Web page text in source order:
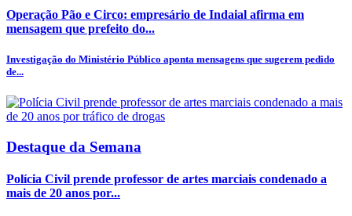
Operação Pão e Circo: empresário de Indaial afirma em
mensagem que prefeito do...
Investigação do Ministério Público aponta mensagens que sugerem pedido
de...
Destaque da Semana
Polícia Civil prende professor de artes marciais condenado a
mais de 20 anos por...